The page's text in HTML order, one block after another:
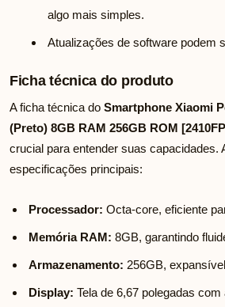
algo mais simples.
Atualizações de software podem
Ficha técnica do produto
A ficha técnica do Smartphone Xiaomi
(Preto) 8GB RAM 256GB ROM
crucial para entender suas capacidades.
especificações principais:
Processador: Octa-core, eficiente
Memória RAM: 8GB, garantindo
Armazenamento: 256GB,
Display: Tela de 6,67 polegadas com